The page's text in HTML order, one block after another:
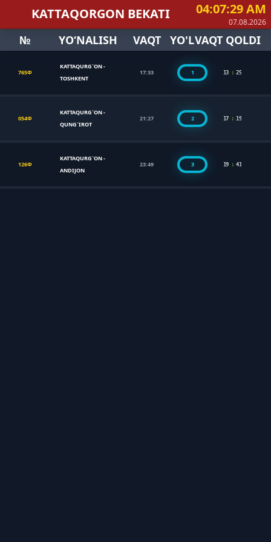
KATTAQORGON BEKATI 04:07:29 AM
07.08.2026
№ YO‘NALISH VAQT YO'LVAQT QOLDI
765Ф
KATTAQURG`ON-
TOSHKENT
17:33 1 13 : 25
054Ф
KATTAQURG`ON-
QUNG`IROT
21:27 2 17 : 19
126Ф
KATTAQURG`ON-
ANDIJON
23:49 3 19 : 41